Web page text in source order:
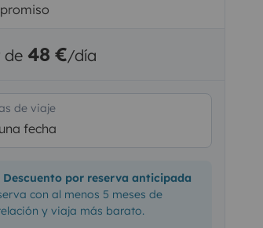
de 48 €/día
de viaje
fecha
Descuento por reserva anticipada
con al menos 5 meses de
y viaja más barato.